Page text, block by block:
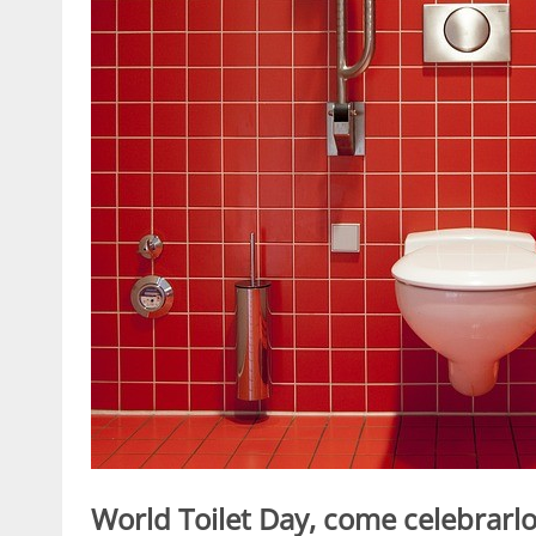
World Toilet Day, come celebrarlo